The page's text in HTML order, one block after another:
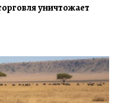
уничтожает